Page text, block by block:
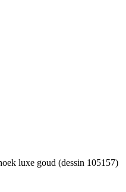
luxe goud (dessin 105157)